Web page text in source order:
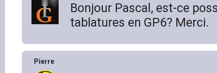
Bonjour Pascal, est-ce
tablatures en GP6? Merci.
Pierre